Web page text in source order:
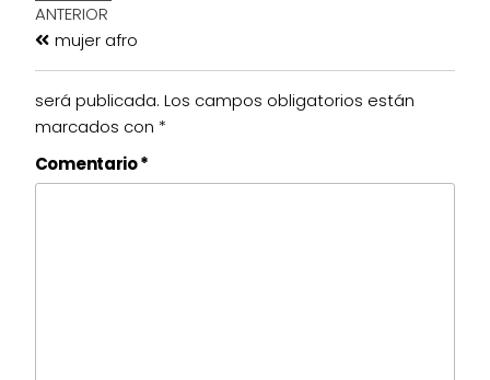
ANTERIOR
mujer afro
será publicada. Los campos obligatorios están
marcados con *
Comentario*